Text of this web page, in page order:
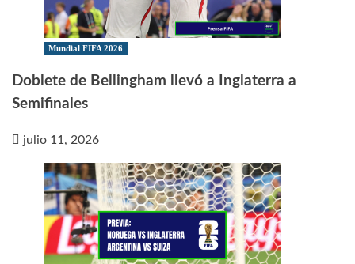
Mundial FIFA 2026
Doblete de Bellingham llevó a Inglaterra a
Semifinales
julio 11, 2026